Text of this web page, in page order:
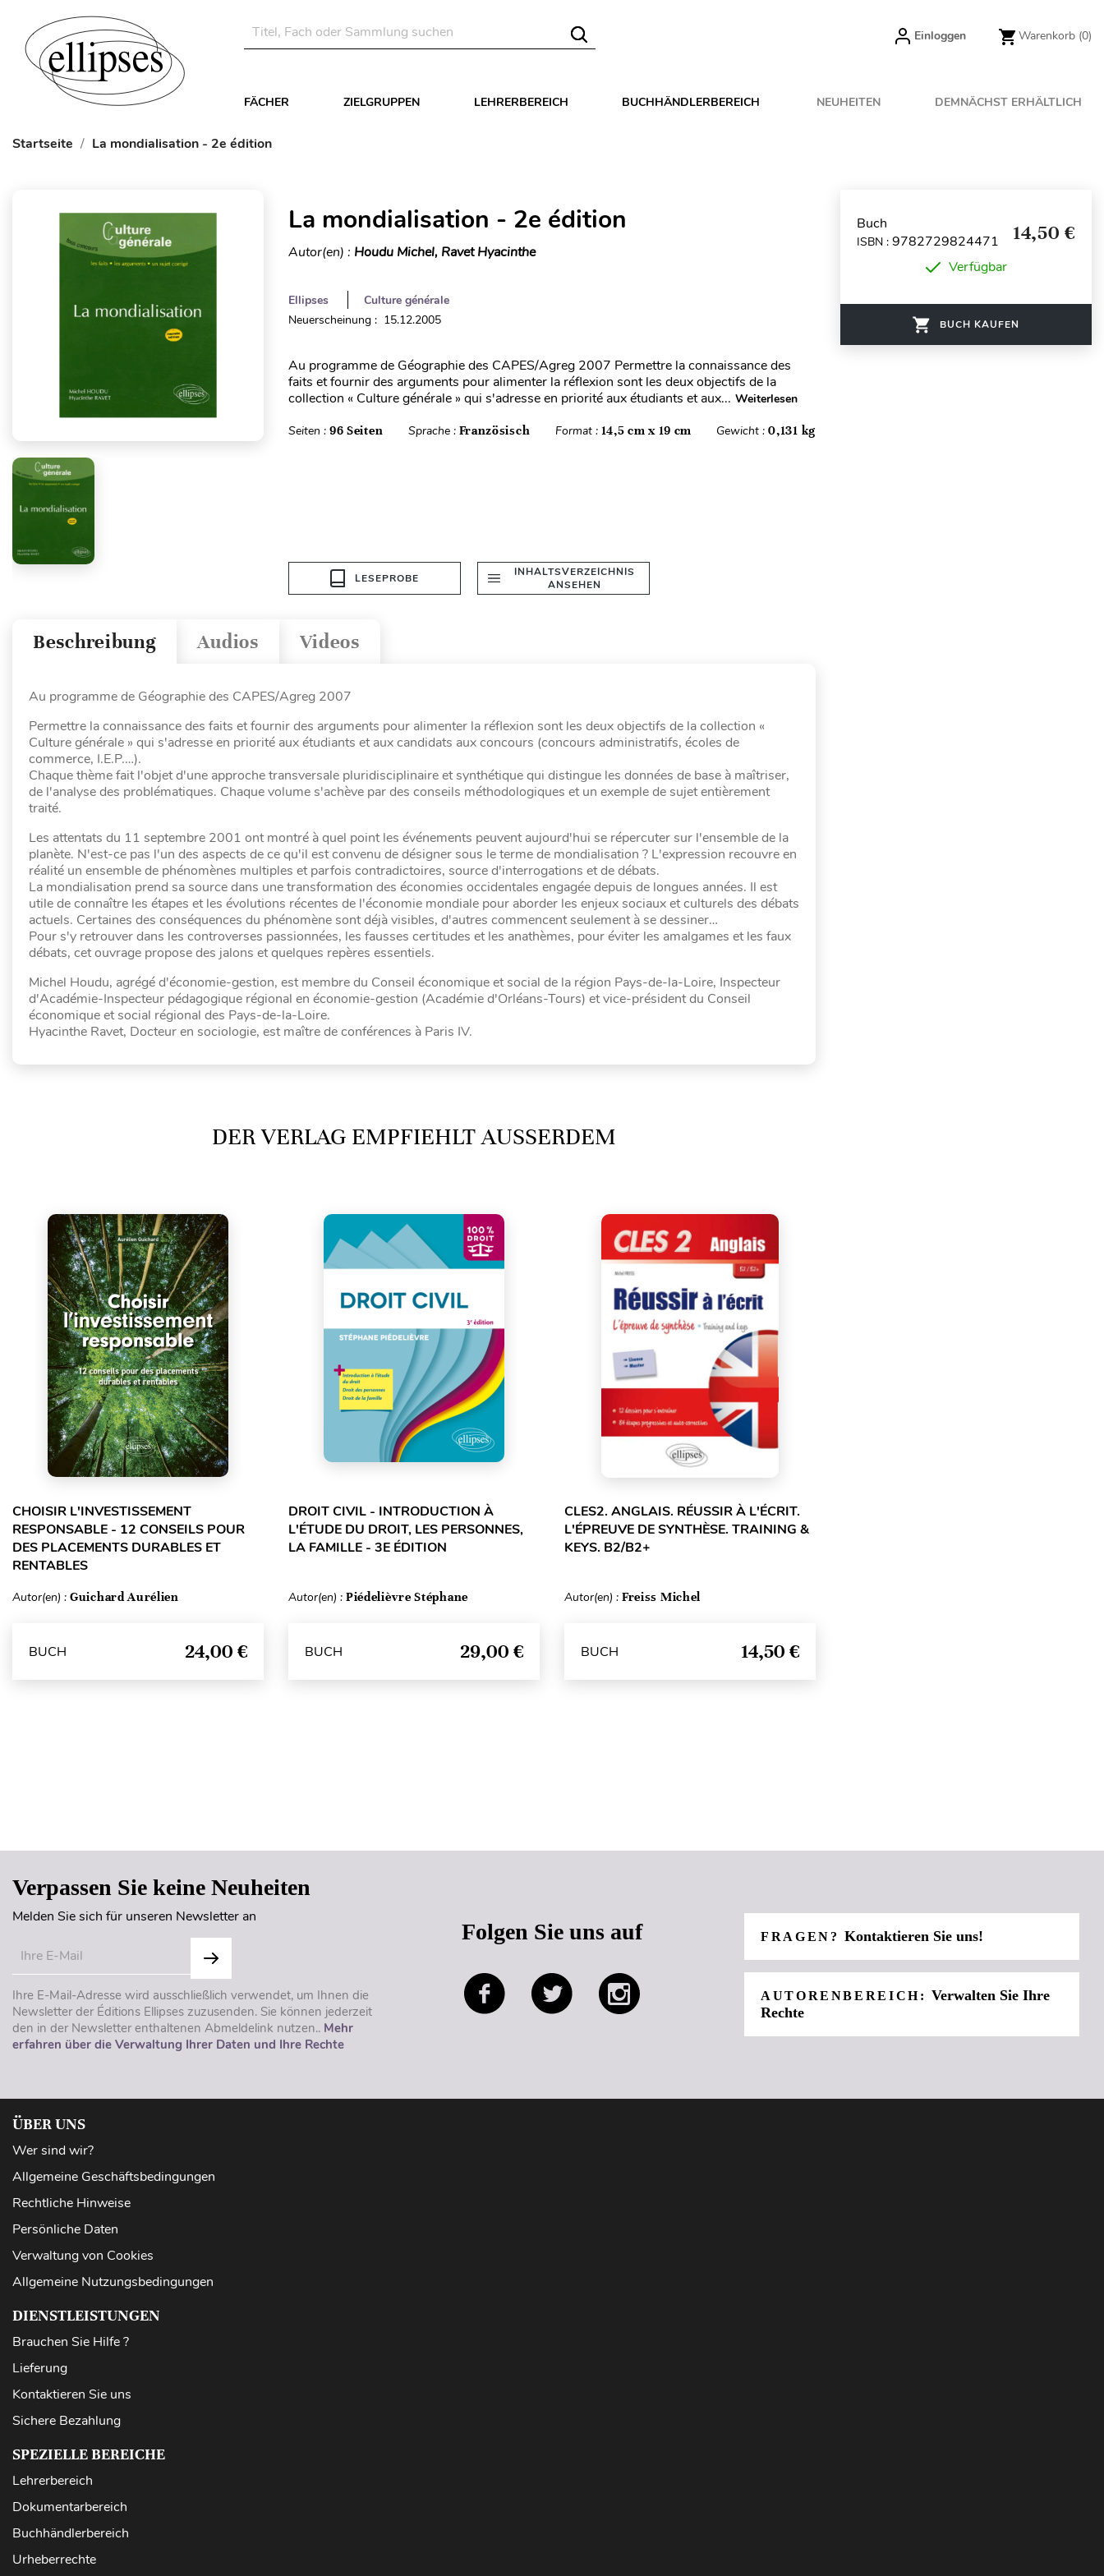
Einloggen Warenkorb (0)
FÄCHER ZIELGRUPPEN LEHRERBEREICH BUCHHÄNDLERBEREICH NEUHEITEN DEMNÄCHST ERHÄLTLICH
Startseite La mondialisation - 2e édition
La mondialisation - 2e édition
Autor(en) : Houdu Michel, Ravet Hyacinthe
Ellipses
Culture générale
Neuerscheinung : 15.12.2005
Au programme de Géographie des CAPES/Agreg 2007 Permettre la connaissance des
faits et fournir des arguments pour alimenter la réflexion sont les deux objectifs de la
collection « Culture générale » qui s'adresse en priorité aux étudiants et aux... Weiterlesen
Seiten : 96 Seiten Sprache : Französisch Format : 14,5 cm x 19 cm Gewicht :0,131 kg
LESEPROBE
INHALTSVERZEICHNIS
ANSEHEN
Videos
Audios
Beschreibung
Au programme de Géographie des CAPES/Agreg 2007
Permettre la connaissance des faits et fournir des arguments pour alimenter la réflexion sont les deux objectifs de la collection «
Culture générale » qui s'adresse en priorité aux étudiants et aux candidats aux concours (concours administratifs, écoles de
commerce, I.E.P.…).
Chaque thème fait l'objet d'une approche transversale pluridisciplinaire et synthétique qui distingue les données de base à maîtriser,
de l'analyse des problématiques. Chaque volume s'achève par des conseils méthodologiques et un exemple de sujet entièrement
traité.
Les attentats du 11 septembre 2001 ont montré à quel point les événements peuvent aujourd'hui se répercuter sur l'ensemble de la
planète. N'est-ce pas l'un des aspects de ce qu'il est convenu de désigner sous le terme de mondialisation ? L'expression recouvre en
réalité un ensemble de phénomènes multiples et parfois contradictoires, source d'interrogations et de débats.
La mondialisation prend sa source dans une transformation des économies occidentales engagée depuis de longues années. Il est
utile de connaître les étapes et les évolutions récentes de l'économie mondiale pour aborder les enjeux sociaux et culturels des débats
actuels. Certaines des conséquences du phénomène sont déjà visibles, d'autres commencent seulement à se dessiner…
Pour s'y retrouver dans les controverses passionnées, les fausses certitudes et les anathèmes, pour éviter les amalgames et les faux
débats, cet ouvrage propose des jalons et quelques repères essentiels.
Michel Houdu, agrégé d'économie-gestion, est membre du Conseil économique et social de la région Pays-de-la-Loire, Inspecteur
d'Académie-Inspecteur pédagogique régional en économie-gestion (Académie d'Orléans-Tours) et vice-président du Conseil
économique et social régional des Pays-de-la-Loire.
Hyacinthe Ravet, Docteur en sociologie, est maître de conférences à Paris IV.
DER VERLAG EMPFIEHLT AUSSERDEM
CHOISIR L'INVESTISSEMENT
RESPONSABLE - 12 CONSEILS POUR
DES PLACEMENTS DURABLES ET
RENTABLES
Autor(en) : Guichard Aurélien
BUCH 24,00 €
DROIT CIVIL - INTRODUCTION À
L'ÉTUDE DU DROIT, LES PERSONNES,
LA FAMILLE - 3E ÉDITION
Autor(en) : Piédelièvre Stéphane
BUCH 29,00 €
CLES2. ANGLAIS. RÉUSSIR À L'ÉCRIT.
L'ÉPREUVE DE SYNTHÈSE. TRAINING &
KEYS. B2/B2+
Autor(en) : Freiss Michel
BUCH 14,50 €
Buch
ISBN : 9782729824471 14,50 €
Verfügbar
BUCH KAUFEN
Verpassen Sie keine Neuheiten
Melden Sie sich für unseren Newsletter an
Ihre E-Mail-Adresse wird ausschließlich verwendet, um Ihnen die
Newsletter der Éditions Ellipses zuzusenden. Sie können jederzeit
den in der Newsletter enthaltenen Abmeldelink nutzen.. Mehr
erfahren über die Verwaltung Ihrer Daten und Ihre Rechte
Folgen Sie uns auf FRAGEN?Kontaktieren Sie uns!
AUTORENBEREICH:Verwalten Sie Ihre
Rechte
ÜBER UNS
Wer sind wir?
Allgemeine Geschäftsbedingungen
Rechtliche Hinweise
Persönliche Daten
Verwaltung von Cookies
Allgemeine Nutzungsbedingungen
DIENSTLEISTUNGEN
Brauchen Sie Hilfe ?
Lieferung
Kontaktieren Sie uns
Sichere Bezahlung
SPEZIELLE BEREICHE
Lehrerbereich
Dokumentarbereich
Buchhändlerbereich
Urheberrechte